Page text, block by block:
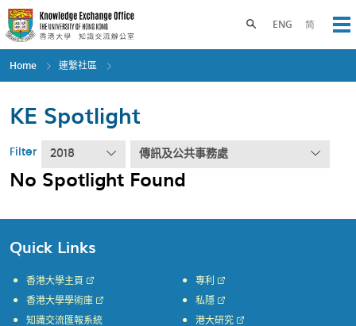
Skip
to
main
content
ENG 简
Toggle search panel
Home 連繫社區
KE Spotlight
Filter 2018 傳訊及公共事務處
No Spotlight Found
Quick Links
香港大學主頁
香港大學學術庫
知識交流匯報系統
專利
私隱
港大研究